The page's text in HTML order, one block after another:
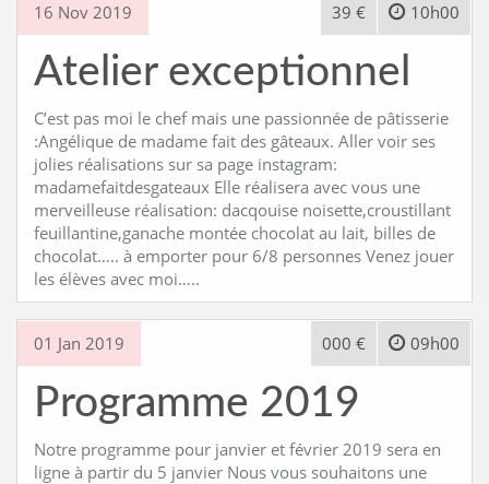
16 Nov 2019 10h00
39 €
Atelier exceptionnel
C’est pas moi le chef mais une passionnée de pâtisserie
:Angélique de madame fait des gâteaux. Aller voir ses
jolies réalisations sur sa page instagram:
madamefaitdesgateaux Elle réalisera avec vous une
merveilleuse réalisation: dacqouise noisette,croustillant
feuillantine,ganache montée chocolat au lait, billes de
chocolat….. à emporter pour 6/8 personnes Venez jouer
les élèves avec moi…..
01 Jan 2019 09h00
000 €
Programme 2019
Notre programme pour janvier et février 2019 sera en
ligne à partir du 5 janvier Nous vous souhaitons une